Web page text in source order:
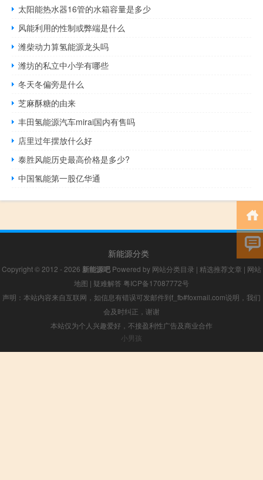
太阳能热水器16管的水箱容量是多少
风能利用的性制或弊端是什么
潍柴动力算氢能源龙头吗
潍坊的私立中小学有哪些
冬天冬偏旁是什么
芝麻酥糖的由来
丰田氢能源汽车mirai国内有售吗
店里过年摆放什么好
泰胜风能历史最高价格是多少?
中国氢能第一股亿华通
新能源分类
Copyright © 2012 - 2026 新能源吧 Powered by 网站分类目录 | 精选推荐文章 | 网站
地图 | 疑难解答 粤ICP备17087772号
声明：本站内容来自互联网，如信息有错误可发邮件到f_fb#foxmail.com说明，我们
会及时纠正，谢谢
本站仅为个人兴趣爱好，不接盈利性广告及商业合作
小男孩